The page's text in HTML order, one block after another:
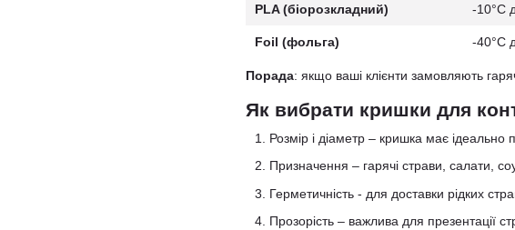
PLA (біорозкладний) -10°C
Foil (фольга) -40°C
Порада: якщо ваші клієнти замовляють
Як вибрати кришки для
Розмір і діаметр – кришка має ідеально
Призначення – гарячі страви, салати,
Герметичність - для доставки рідких
Прозорість – важлива для презентації